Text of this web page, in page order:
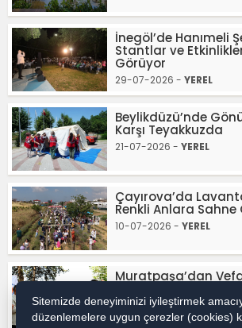
İnegöl’de Hanımeli
Stantlar ve
Görüyor
29-07-2026 - YEREL
Beylikdüzü’nde
Karşı Teyakkuzda
21-07-2026 - YEREL
Çayırova’da
Renkli Anlara Sahne
10-07-2026 - YEREL
Muratpaşa’dan
Üreğen’in Adı
09-07-2026 -YEREL
Sitemizde deneyiminizi iyileştirmek
düzenlemelere uygun çerezler (cookies)